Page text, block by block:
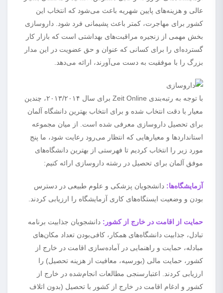
عالی و هزینه‌های پایین شهریه باعث می‌شود که انتخاب این
کشور برای مهاجرت، کمتر باعث پشیمانی فرد شود. داروسازی
بخش مهمی از زنجیره مراقبت‌های بهداشتی است که بازار کار
گسترده‌ای را برای کسانی که عنوان و حق عضویت در این مدار
بزرگ را با موفقیت به دست می‌آورند، ارائه می‌دهد.
با توجه به رتبه‌بندی Zeit Online برای سال ۲۰۱۳/۲۰۱۴، چندین
معیار با دقت انتخاب شده و برای انتخاب بهترین دانشگاه آلمان
برای تحصیل داروسازی معرفی شده است. از میان مجموعه
استانداردها و معیارهایی که انتظار می‌رود رعایت شود، ما پنج
مورد زیر را انتخاب کردیم تا فهرستی از بهترین دانشگاه‌های
موفق آلمان برای تحصیل در رشته داروسازی ارائه کنیم:
آزمایشگاه‌ها: دانشجویان پزشکی و علوم طبیعی در دسترس
بودن و وضعیت ایستگاه‌های کاری آزمایشگاه را ارزیابی کردند.
حمایت از اقامت در خارج از کشور: دانشجویان جذابیت برنامه
تبادل، جذابیت دانشگاه‌های همکار، کافی‌بودن تعداد مکان‌های
مبادله، حمایت و راهنمایی در آماده‌سازی اقامت در خارج از
کشور، حمایت مالی (بورسیه، معافیت از هزینه تحصیل) را
ارزیابی کردند. اعتبارسنجی مطالعات انجام‌شده در خارج از
کشور و ادغام اقامت در خارج از کشور با تحصیل (بدون اتلاف